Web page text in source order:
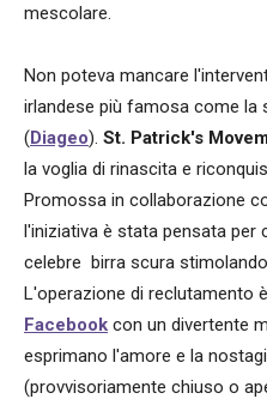
mescolare.
Non poteva mancare
irlandese più famosa come la
(Diageo). St. Patrick's
la voglia di rinascita e
Promossa in collaborazione
l'iniziativa è stata pensata per
celebre birra scura
L'operazione di reclutamento è
Facebook con un divertente
esprimano l'amore e la
(provvisoriamente chiuso o